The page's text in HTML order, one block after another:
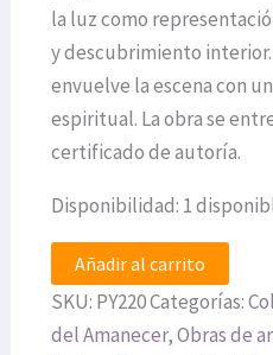
la luz como
y descubrimiento
envuelve la escena con
espiritual. La obra se
certificado de autoría.
Disponibilidad: 1
Añadir al carrito
SKU: PY220Categorías:
del Amanecer,Obras de